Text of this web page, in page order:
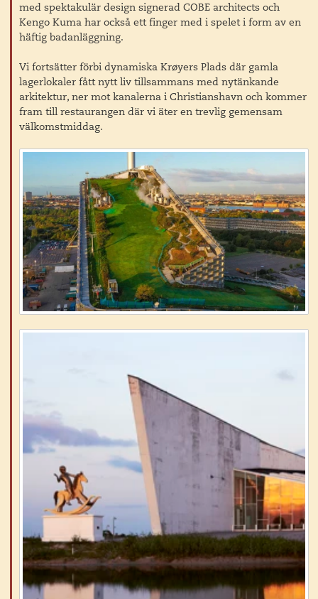
med spektakulär design signerad COBE architects och
Kengo Kuma har också ett finger med i spelet i form av en
häftig badanläggning.
Vi fortsätter förbi dynamiska Krøyers Plads där gamla
lagerlokaler fått nytt liv tillsammans med nytänkande
arkitektur, ner mot kanalerna i Christianshavn och kommer
fram till restaurangen där vi äter en trevlig gemensam
välkomstmiddag.